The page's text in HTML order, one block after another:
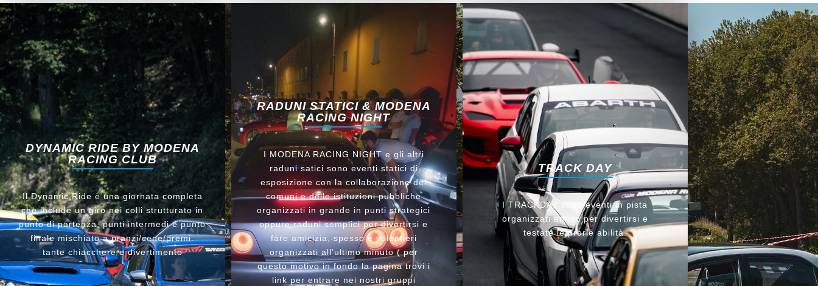
DYNAMIC RIDE BY MODENA
RACING CLUB
Il Dynamic Ride è una giornata completa
che include un giro nei colli strutturato in
punto di partenza, punti intermedi e punto
finale mischiato a pranzi/cene/premi.
tante chiacchere e divertimento
RADUNI STATICI & MODENA
RACING NIGHT
I MODENA RACING NIGHT e gli altri
raduni satici sono eventi statici di
esposizione con la collaborazione dei
comuni e delle istituzioni pubbliche
organizzati in grande in punti strategici
oppure raduni semplici per divertirsi e
fare amicizia, spesso e volentieri
organizzati all’ultimo minuto ( per
questo motivo in fondo la pagina trovi i
link per entrare nei nostri gruppi
TRACK DAY
I TRACKDAY sono eventi in pista
organizzati adhoc per divertirsi e
testate le prorie abilità.